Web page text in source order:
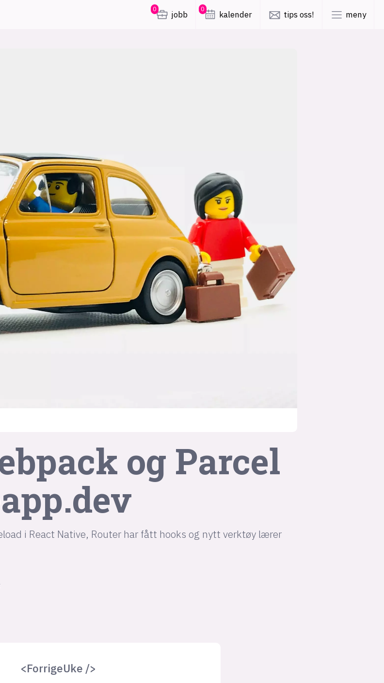
0
jobb
0
kalender tips oss! meny
og Parcel
i React Native, Router har fått hooks og nytt verktøy lærer
<ForrigeUke />
backend
ukas koder inn/ut
annonsepriser
annonseguide
suksesshistorier
Bli firmapartner